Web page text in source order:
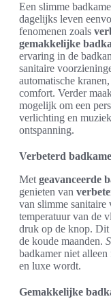
Een slimme
dagelijks leven
fenomenen zoals
gemakkelijke
ervaring in de
sanitaire
automatische
comfort. Verder
mogelijk om een
verlichting en
ontspanning.
Verbeterd
Met geavanceerde
genieten van
van slimme
temperatuur van de
druk op de knop. Dit
de koude maanden.
badkamer niet
en luxe wordt.
Gemakkelijke